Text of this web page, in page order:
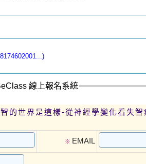
線上報名系統
的世界是這樣-從神經學變化看失智
※ EMAIL